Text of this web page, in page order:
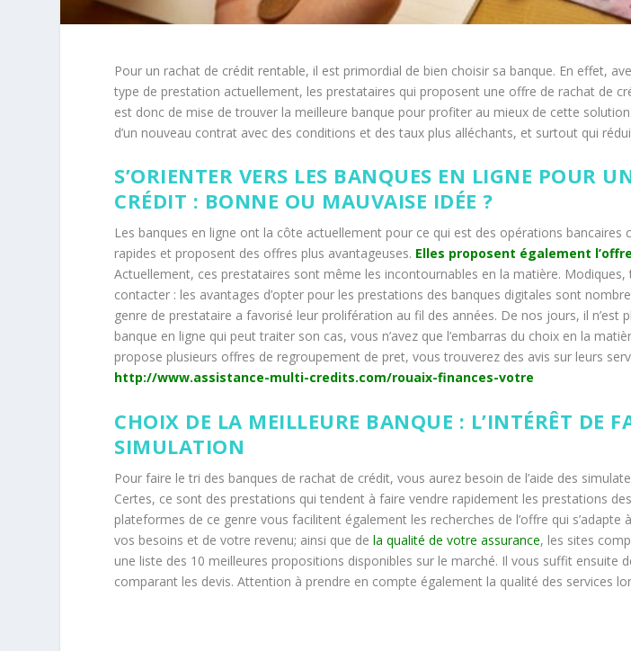
Pour un rachat de crédit rentable, il est primordial de bien choisir sa banque. En effet,
type de prestation actuellement, les prestataires qui proposent une offre de rachat de
est donc de mise de trouver la meilleure banque pour profiter au mieux de cette
d’un nouveau contrat avec des conditions et des taux plus alléchants, et surtout qui
S’ORIENTER VERS LES BANQUES EN LIGNE POUR
CRÉDIT : BONNE OU MAUVAISE IDÉE ?
Les banques en ligne ont la côte actuellement pour ce qui est des opérations bancaires
rapides et proposent des offres plus avantageuses. Elles proposent également
Actuellement, ces prestataires sont même les incontournables en la matière.
contacter : les avantages d’opter pour les prestations des banques digitales sont
genre de prestataire a favorisé leur prolifération au fil des années. De nos jours, il n’est
banque en ligne qui peut traiter son cas, vous n’avez que l’embarras du choix en la
propose plusieurs offres de regroupement de pret, vous trouverez des avis sur leurs
http://www.assistance-multi-credits.com/rouaix-finances-votre
CHOIX DE LA MEILLEURE BANQUE : L’INTÉRÊT DE
SIMULATION
Pour faire le tri des banques de rachat de crédit, vous aurez besoin de l’aide des
Certes, ce sont des prestations qui tendent à faire vendre rapidement les prestations
plateformes de ce genre vous facilitent également les recherches de l’offre qui s’adapte
vos besoins et de votre revenu; ainsi que dela qualité de votre assurance, les sites
une liste des 10 meilleures propositions disponibles sur le marché. Il vous suffit ensuite
comparant les devis. Attention à prendre en compte également la qualité des services